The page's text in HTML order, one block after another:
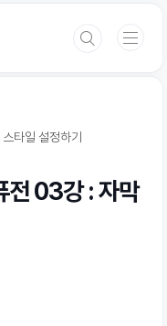
타일 설정하기
전 03강 : 자막